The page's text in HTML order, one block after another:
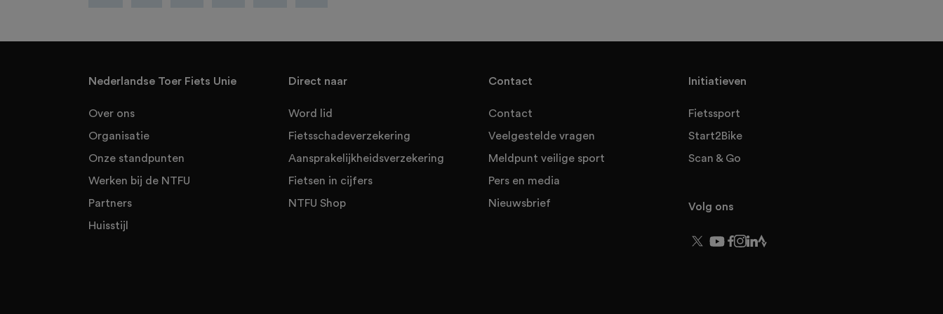
Nederlandse Toer Fiets Unie
Over ons
Organisatie
Onze standpunten
Werken bij de NTFU
Partners
Huisstijl
Direct naar
Word lid
Fietsschadeverzekering
Aansprakelijkheidsverzekering
Fietsen in cijfers
NTFU Shop
Contact
Contact
Veelgestelde vragen
Meldpunt veilige sport
Pers en media
Nieuwsbrief
Initiatieven
Fietssport
Start2Bike
Scan & Go
Volg ons